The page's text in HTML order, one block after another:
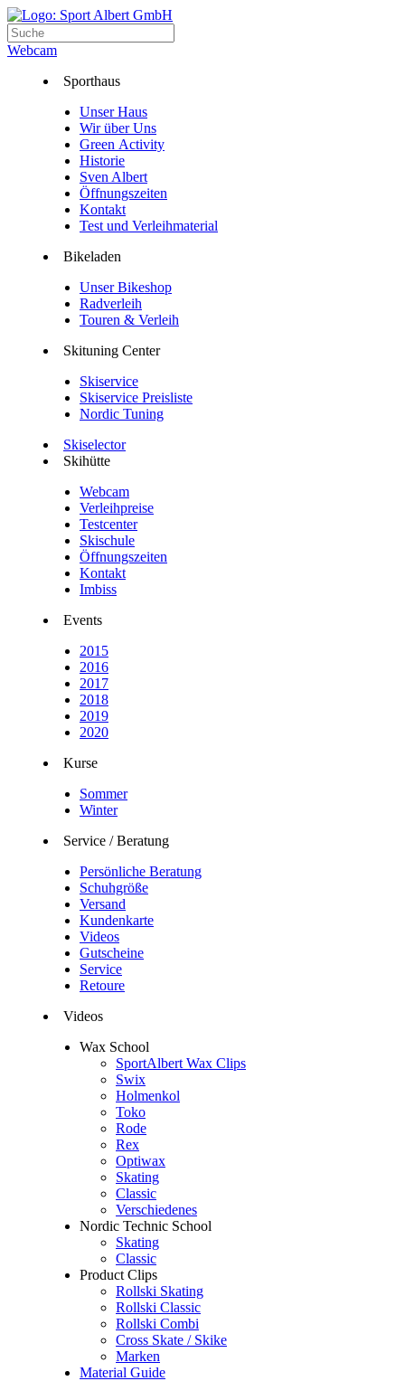
Webcam
Sporthaus
Unser Haus
Wir über Uns
Green Activity
Historie
Sven Albert
Öffnungszeiten
Kontakt
Test und Verleihmaterial
Bikeladen
Unser Bikeshop
Radverleih
Touren & Verleih
Skituning Center
Skiservice
Skiservice Preisliste
Nordic Tuning
Skiselector
Skihütte
Webcam
Verleihpreise
Testcenter
Skischule
Öffnungszeiten
Kontakt
Imbiss
Events
2015
2016
2017
2018
2019
2020
Kurse
Sommer
Winter
Service / Beratung
Persönliche Beratung
Schuhgröße
Versand
Kundenkarte
Videos
Gutscheine
Service
Retoure
Videos
Wax School
SportAlbert Wax Clips
Swix
Holmenkol
Toko
Rode
Rex
Optiwax
Skating
Classic
Verschiedenes
Nordic Technic School
Skating
Classic
Product Clips
Rollski Skating
Rollski Classic
Rollski Combi
Cross Skate / Skike
Marken
Material Guide